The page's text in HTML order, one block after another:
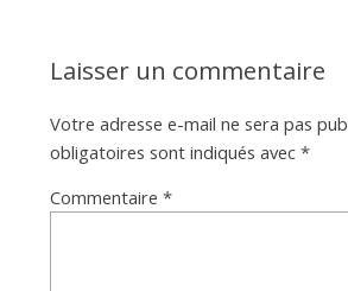
Laisser un commentaire
Votre adresse e-mail ne sera pas
obligatoires sont indiqués avec *
Commentaire *